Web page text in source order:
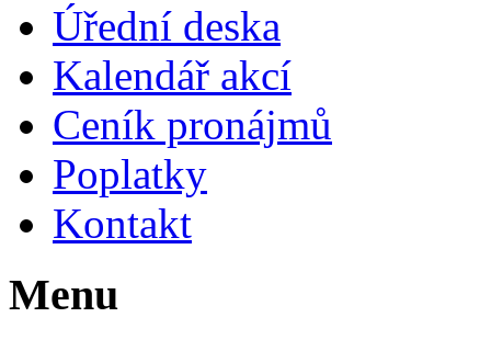
Úřední deska
Kalendář akcí
Ceník pronájmů
Poplatky
Kontakt
Menu